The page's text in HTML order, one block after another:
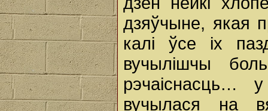
дзяўчыне, якая
калі ўсе іх
вучылішчы
вучылася на